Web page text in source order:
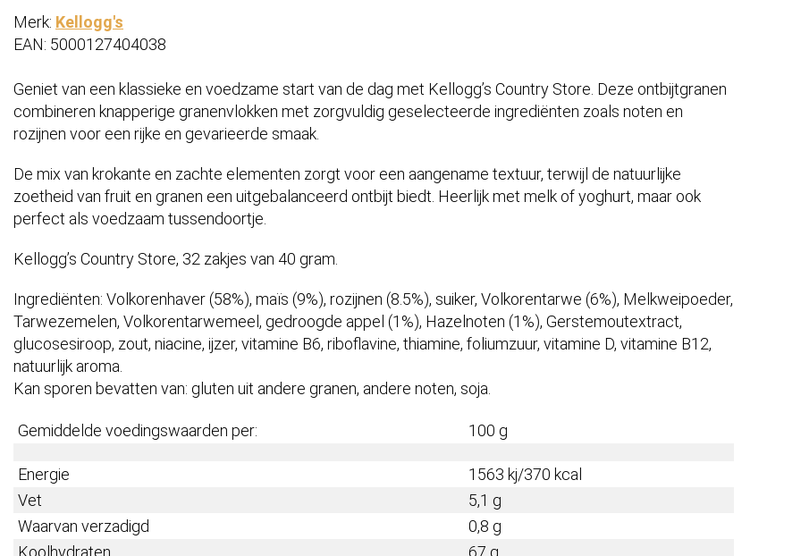
Merk: Kellogg's
EAN: 5000127404038
Geniet van een klassieke en voedzame start van de dag met Kellogg’s Country Store. Deze ontbijtgranen
combineren knapperige granenvlokken met zorgvuldig geselecteerde ingrediënten zoals noten en
rozijnen voor een rijke en gevarieerde smaak.
De mix van krokante en zachte elementen zorgt voor een aangename textuur, terwijl de natuurlijke
zoetheid van fruit en granen een uitgebalanceerd ontbijt biedt. Heerlijk met melk of yoghurt, maar ook
perfect als voedzaam tussendoortje.
Kellogg’s Country Store, 32 zakjes van 40 gram.
Ingrediënten: Volkorenhaver (58%), maïs (9%), rozijnen (8.5%), suiker, Volkorentarwe (6%), Melkweipoeder,
Tarwezemelen, Volkorentarwemeel, gedroogde appel (1%), Hazelnoten (1%), Gerstemoutextract,
glucosesiroop, zout, niacine, ijzer, vitamine B6, riboflavine, thiamine, foliumzuur, vitamine D, vitamine B12,
natuurlijk aroma.
Kan sporen bevatten van: gluten uit andere granen, andere noten, soja.
Gemiddelde voedingswaarden per: 100 g
Energie
1563 kj/370 kcal
Vet
5,1 g
Waarvan verzadigd
0,8 g